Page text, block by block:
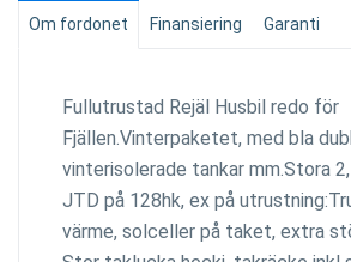
Om fordonet Finansiering Garanti
Fullutrustad Rejäl Husbil redo för
Fjällen.Vinterpaketet, med bla
vinterisolerade tankar mm.Stora
JTD på 128hk, ex på
värme, solceller på taket, extra